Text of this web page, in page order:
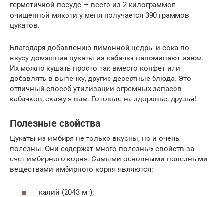
герметичной посуде — всего из 2 килограммов
очищенной мякоти у меня получается 390 граммов
цукатов.
Благодаря добавлению лимонной цедры и сока по
вкусу домашние цукаты из кабачка напоминают изюм.
Их можно кушать просто так вместо конфет или
добавлять в выпечку, другие десертные блюда. Это
отличный способ утилизации огромных запасов
кабачков, скажу я вам. Готовьте на здоровье, друзья!
Полезные свойства
Цукаты из имбиря не только вкусны, но и очень
полезны. Они содержат много полезных свойств за
счет имбирного корня. Самыми основными полезными
веществами имбирного корня являются:
калий (2043 мг);